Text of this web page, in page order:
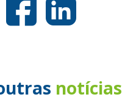
notícias